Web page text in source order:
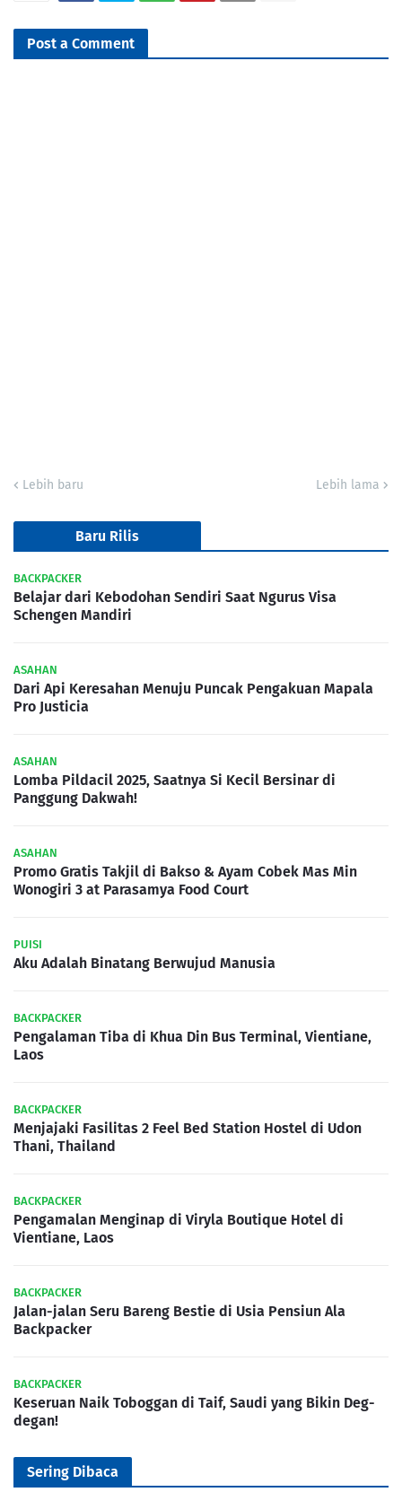
Post a Comment
Lebih baru Lebih lama
Baru Rilis
BACKPACKER
Belajar dari Kebodohan Sendiri Saat Ngurus Visa
Schengen Mandiri
ASAHAN
Dari Api Keresahan Menuju Puncak Pengakuan Mapala
Pro Justicia
ASAHAN
Lomba Pildacil 2025, Saatnya Si Kecil Bersinar di
Panggung Dakwah!
ASAHAN
Promo Gratis Takjil di Bakso & Ayam Cobek Mas Min
Wonogiri 3 at Parasamya Food Court
PUISI
Aku Adalah Binatang Berwujud Manusia
BACKPACKER
Pengalaman Tiba di Khua Din Bus Terminal, Vientiane,
Laos
BACKPACKER
Menjajaki Fasilitas 2 Feel Bed Station Hostel di Udon
Thani, Thailand
BACKPACKER
Pengamalan Menginap di Viryla Boutique Hotel di
Vientiane, Laos
BACKPACKER
Jalan-jalan Seru Bareng Bestie di Usia Pensiun Ala
Backpacker
BACKPACKER
Keseruan Naik Toboggan di Taif, Saudi yang Bikin Deg-
degan!
Sering Dibaca